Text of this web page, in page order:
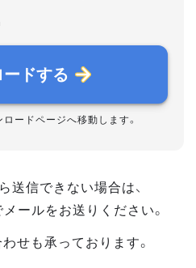
ドする
ードページへ移動します。
送信できない場合は、
メールをお送りください。
せも承っております。